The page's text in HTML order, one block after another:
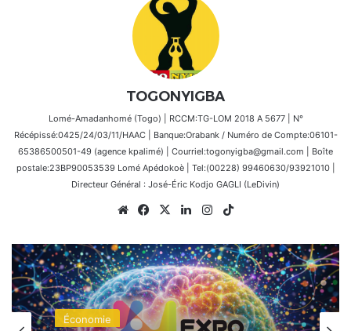
TOGONYIGBA
Lomé-Amadanhomé (Togo) | RCCM:TG-LOM 2018 A 5677 | N°
Récépissé:0425/24/03/11/HAAC | Banque:Orabank / Numéro de Compte:06101-
65386500501-49 (agence kpalimé) | Courriel:togonyigba@gmail.com | Boîte
postale:23BP90053539 Lomé Apédokoè | Tel:(00228) 99460630/93921010 |
Directeur Général : José-Éric Kodjo GAGLI (LeDivin)
WebsiteFacebook
X LinkedinInstagram
Économie